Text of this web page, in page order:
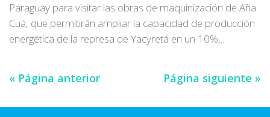
Paraguay para visitar las obras de maquinización de Aña
Cuá, que permitirán ampliar la capacidad de producción
energética de la represa de Yacyretá en un 10%,...
« Página anterior Página siguiente »